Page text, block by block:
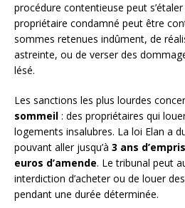
procédure contentieuse peut
propriétaire condamné peut être
sommes retenues indûment, de
astreinte, ou de verser des
lésé.
Les sanctions les plus lourdes
sommeil : des propriétaires qui
logements insalubres. La loi Elan a
pouvant aller jusqu’à 3 ans
euros d’amende. Le tribunal peut
interdiction d’acheter ou de louer
pendant une durée déterminée.